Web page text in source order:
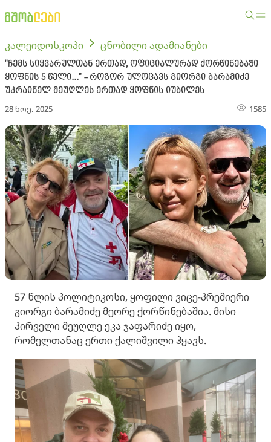
კალეიდოსკოპი ცნობილი ადამიანები
"ჩემს სიყვარულთან ერთად, ოფიციალურად ქორწინებაში
ყოფნის 5 წელი..." - როგორ ულოცავს გიორგი ბარამიძე
უკრაინელ მეუღლეს ერთად ყოფნის იუბილეს
28 ნოე. 2025 1585
57 წლის პოლიტიკოსი, ყოფილი ვიცე-პრემიერი
გიორგი ბარამიძე მეორე ქორწინებაშია. მისი
პირველი მეუღლე ეკა ჯაფარიძე იყო,
რომელთანაც ერთი ქალიშვილი ჰყავს.